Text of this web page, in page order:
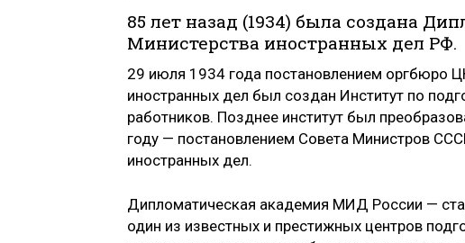
85 лет назад (1934) была создана
Министерства иностранных дел РФ.
29 июля 1934 года постановлением оргбюро
иностранных дел был создан Институт по
работников. Позднее институт был
году — постановлением Совета Министров
иностранных дел.
Дипломатическая академия МИД России —
один из известных и престижных центров